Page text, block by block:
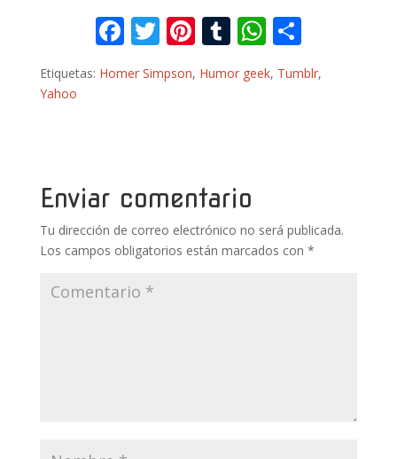
F
ac
e
k
T
itt
Pi
nt
er
T
m
W
h
at
o
m
Etiquetas: Homer Simpson, Humor geek, Tumblr,
Yahoo
Enviar comentario
Tu dirección de correo electrónico no será publicada.
Los campos obligatorios están marcados con *